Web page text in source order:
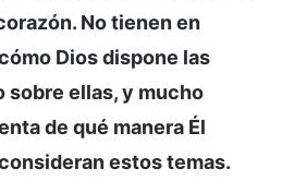
No tienen en
Dios dispone las
sobre ellas, y mucho
de qué manera Él
estos temas.